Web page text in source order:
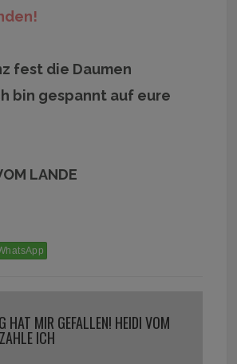
fest die Daumen
bin gespannt auf eure
LANDE
HAT MIR GEFALLEN! HEIDI VOM
ICH